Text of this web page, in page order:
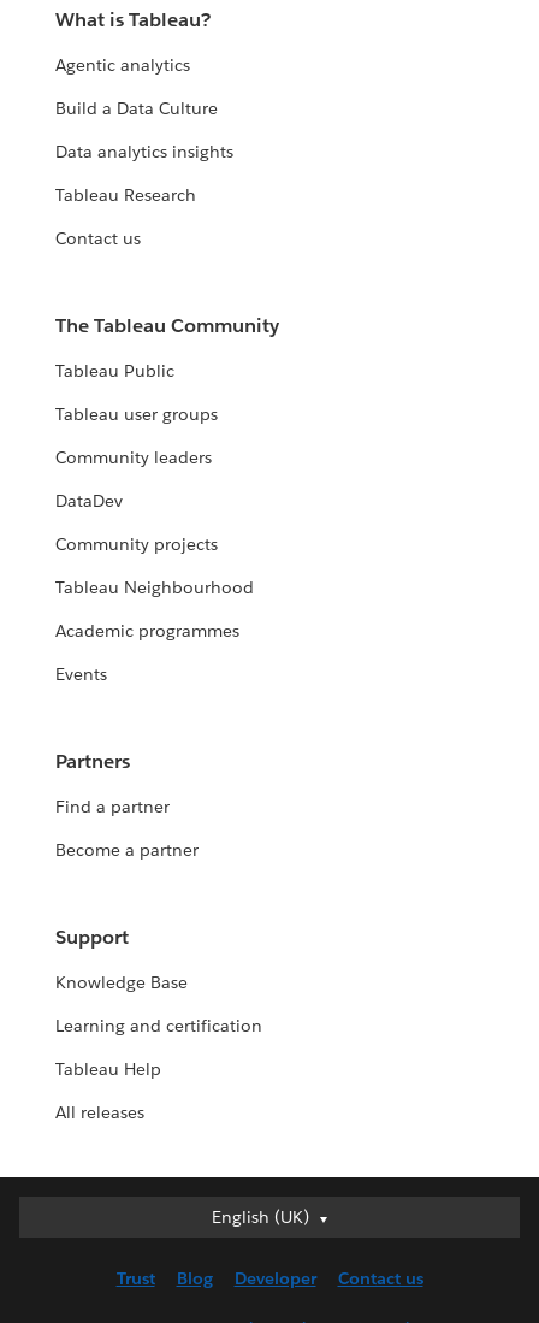
What is Tableau?
Agentic analytics
Build a Data Culture
Data analytics insights
Tableau Research
Contact us
The Tableau Community
Tableau Public
Tableau user groups
Community leaders
DataDev
Community projects
Tableau Neighbourhood
Academic programmes
Events
Partners
Find a partner
Become a partner
Support
Knowledge Base
Learning and certification
Tableau Help
All releases
English (UK)
English (UK)
English (US)
Trust Blog Developer Contact us